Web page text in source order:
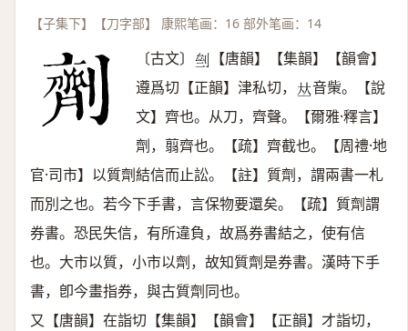
【子集下】【刀字部】 康熙笔画：16 部外笔画：14
〔古文〕 𠜸
【唐韻】【集韻】【韻會】
遵爲切【正韻】津私切， 𠀤音㭰。【說
文】齊也。从刀，齊聲。【爾雅·釋言】
劑，翦齊也。【疏】齊截也。【周禮·地
官·司市】以質劑結信而止訟。【註】質劑，謂兩書一札
而別之也。若今下手書，言保物要還矣。【疏】質劑謂
券書。恐民失信，有所違負，故爲券書結之，使有信
也。大市以質，小市以劑，故知質劑是券書。漢時下手
書，卽今畫指券，與古質劑同也。
又【唐韻】在詣切【集韻】【韻會】【正韻】才詣切，